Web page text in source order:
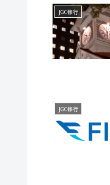
JGC修行
JGC修行